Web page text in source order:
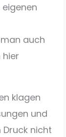
auch
klagen
und
nicht